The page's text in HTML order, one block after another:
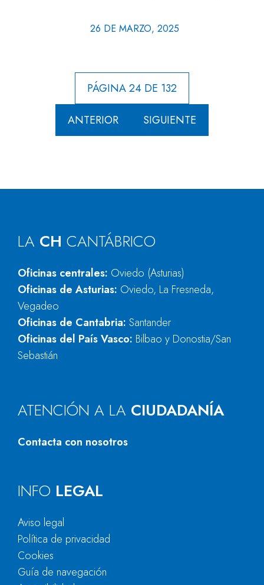
26 DE MARZO, 2025
PÁGINA 24 DE 132
ANTERIOR SIGUIENTE
LA CH CANTÁBRICO
Oficinas centrales: Oviedo (Asturias)
Oficinas de Asturias: Oviedo, La Fresneda,
Vegadeo
Oficinas de Cantabria: Santander
Oficinas del País Vasco: Bilbao y Donostia/San
Sebastián
ATENCIÓN A LA CIUDADANÍA
Contacta con nosotros
INFO LEGAL
Aviso legal
Política de privacidad
Cookies
Guía de navegación